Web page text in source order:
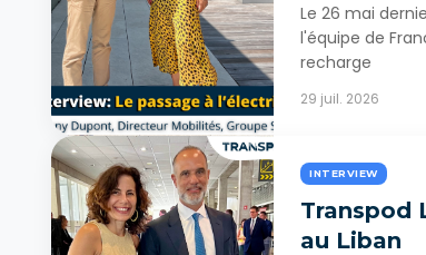
Le 26 mai
l'équipe de
recharge
29 juil. 2026
INTERVIEW
Transpod
au Liban